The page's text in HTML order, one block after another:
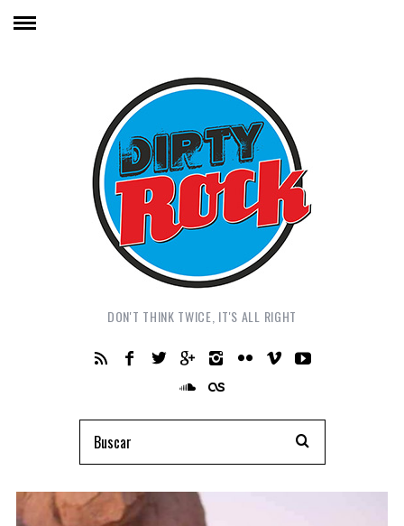
DON'T THINK TWICE, IT'S ALL RIGHT